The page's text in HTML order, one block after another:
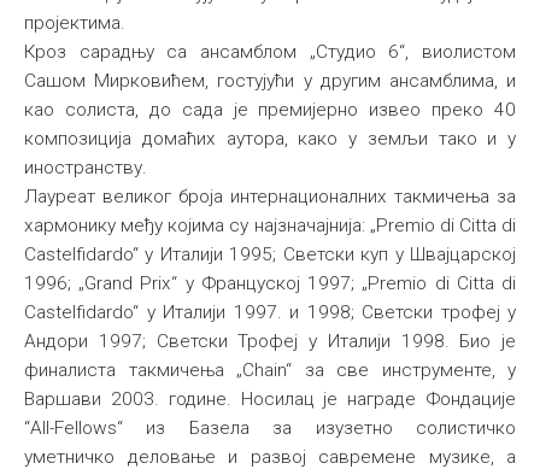
пројектима.
Кроз сарадњу са ансамблом „Студио 6“, виолистом
Сашом Мирковићем, гостујући у другим ансамблима, и
као солиста, до сада је премијерно извео преко 40
композиција домаћих аутора, како у земљи тако и у
иностранству.
Лауреат великог броја интернационалних такмичења за
хармонику међу којима су најзначајнија: „Premio di Citta di
Castelfidardo“ у Италији 1995; Светски куп у Швајцарској
1996; „Grand Prix“ у Француској 1997; „Premio di Citta di
Castelfidardo“ у Италији 1997. и 1998; Светски трофеј у
Андори 1997; Светски Трофеј у Италији 1998. Био је
финалиста такмичења „Chain“ за све инструменте, у
Варшави 2003. године. Носилац је награде Фондације
“All-Fellows“ из Базела за изузетно солистичко
уметничко деловање и развој савремене музике, а